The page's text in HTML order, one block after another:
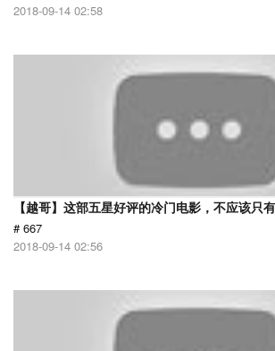
2018-09-14 02:58
【越哥】这部五星好评的冷门电影，不应该只
# 667
2018-09-14 02:56